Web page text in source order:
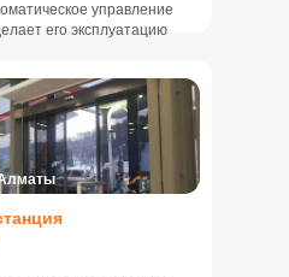
управление
его эксплуатацию